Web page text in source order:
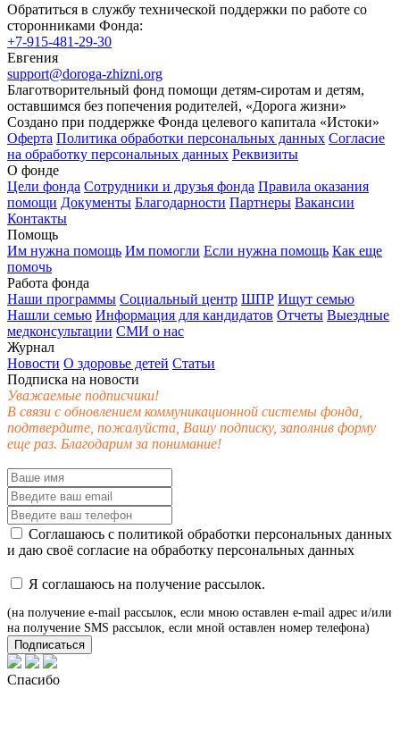
Обратиться в службу технической поддержки по работе со
сторонниками Фонда:
+7-915-481-29-30
Евгения
support@doroga-zhizni.org
Благотворительный фонд помощи детям-сиротам и детям,
оставшимся без попечения родителей, «Дорога жизни»
Создано при поддержке Фонда целевого капитала «Истоки»
Оферта Политика обработки персональных данных Согласие
на обработку персональных данных Реквизиты
О фонде
Цели фонда Сотрудники и друзья фонда Правила оказания
помощи Документы Благодарности Партнеры Вакансии
Контакты
Помощь
Им нужна помощь Им помогли Если нужна помощь Как еще
помочь
Работа фонда
Наши программы Социальный центр ШПР Ищут семью
Нашли семью Информация для кандидатов Отчеты Выездные
медконсультации СМИ о нас
Журнал
Новости О здоровье детей Статьи
Подписка на новости
Уважаемые подписчики!
В связи с обновлением коммуникационной системы фонда,
подтвердите, пожалуйста, Вашу подписку, заполнив форму
еще раз. Благодарим за понимание!
Соглашаюсь с политикой обработки персональных данных
и даю своё согласие на обработку персональных данных
Я соглашаюсь на получение рассылок.
(на получение e-mail рассылок, если мною оставлен e-mail адрес и/или
на получение SMS рассылок, если мной оставлен номер телефона)
Подписаться
Спасибо